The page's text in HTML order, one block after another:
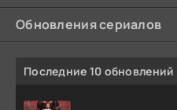
Обновления сериалов
Последние 10 обновлений